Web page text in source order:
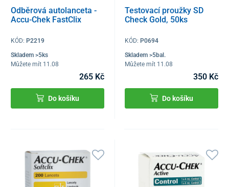
Odběrová autolanceta -
Accu-Chek FastClix
KÓD: P2219
Skladem >5ks
Můžete mít 11.08
265 Kč
Do košíku
Testovací proužky SD
Check Gold, 50ks
KÓD: P0694
Skladem >5bal.
Můžete mít 11.08
350 Kč
Do košíku